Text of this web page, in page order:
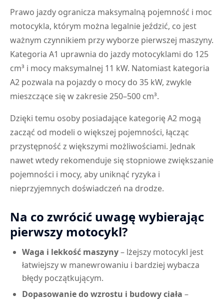
Prawo jazdy ogranicza maksymalną pojemność i moc
motocykla, którym można legalnie jeździć, co jest
ważnym czynnikiem przy wyborze pierwszej maszyny.
Kategoria A1 uprawnia do jazdy motocyklami do 125
cm³ i mocy maksymalnej 11 kW. Natomiast kategoria
A2 pozwala na pojazdy o mocy do 35 kW, zwykle
mieszczące się w zakresie 250–500 cm³.
Dzięki temu osoby posiadające kategorię A2 mogą
zacząć od modeli o większej pojemności, łącząc
przystępność z większymi możliwościami. Jednak
nawet wtedy rekomenduje się stopniowe zwiększanie
pojemności i mocy, aby uniknąć ryzyka i
nieprzyjemnych doświadczeń na drodze.
Na co zwrócić uwagę wybierając
pierwszy motocykl?
Waga i lekkość maszyny– lżejszy motocykl jest
łatwiejszy w manewrowaniu i bardziej wybacza
błędy początkującym.
Dopasowanie do wzrostu i budowy ciała –